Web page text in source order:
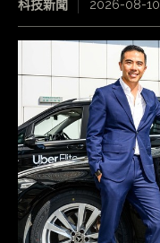
科技新聞 2026-08-10